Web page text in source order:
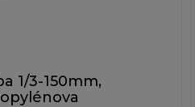
1/3-150mm,